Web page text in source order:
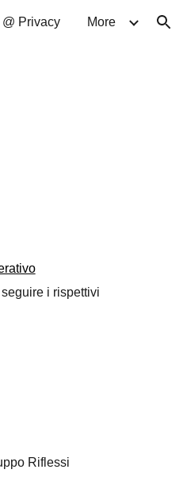
@ Privacy More
i rispettivi
Riflessi